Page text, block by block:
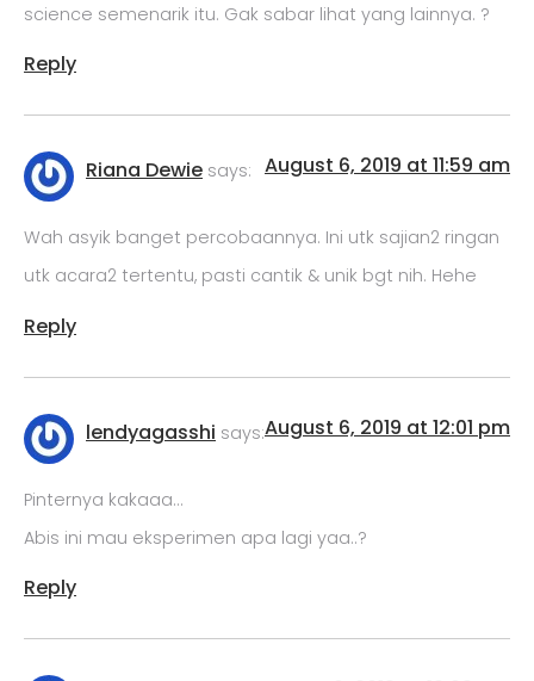
science semenarik itu. Gak sabar lihat yang lainnya. ?
Reply
Riana Dewie says: August 6, 2019 at 11:59 am
Wah asyik banget percobaannya. Ini utk sajian2 ringan
utk acara2 tertentu, pasti cantik & unik bgt nih. Hehe
Reply
lendyagasshi says:August 6, 2019 at 12:01 pm
Pinternya kakaaa…
Abis ini mau eksperimen apa lagi yaa..?
Reply